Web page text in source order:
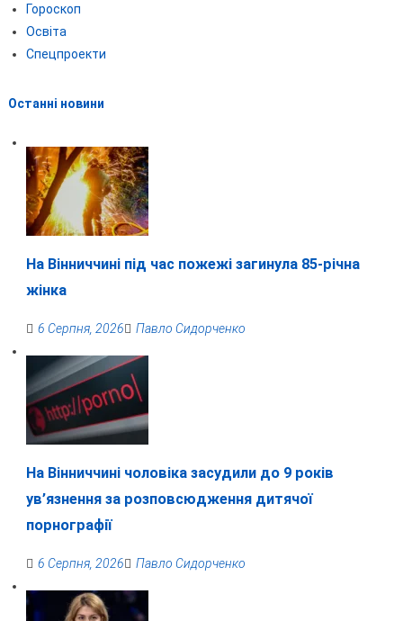
Гороскоп
Освіта
Спецпроекти
Останні новини
На Вінниччині під час пожежі загинула 85-річна
жінка
6 Серпня, 2026 Павло Сидорченко
На Вінниччині чоловіка засудили до 9 років
ув’язнення за розповсюдження дитячої
порнографії
6 Серпня, 2026 Павло Сидорченко